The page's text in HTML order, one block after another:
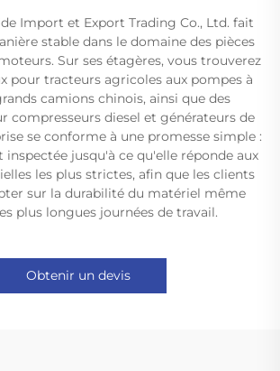
Import et Export Trading Co., Ltd. fait
stable dans le domaine des pièces
Sur ses étagères, vous trouverez
pour tracteurs agricoles aux pompes à
camions chinois, ainsi que des
compresseurs diesel et générateurs de
se conforme à une promesse simple :
inspectée jusqu'à ce qu'elle réponde aux
les plus strictes, afin que les clients
sur la durabilité du matériel même
plus longues journées de travail.
Obtenir un devis